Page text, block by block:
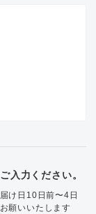
入力ください。
け日10日前〜4日
願いいたします